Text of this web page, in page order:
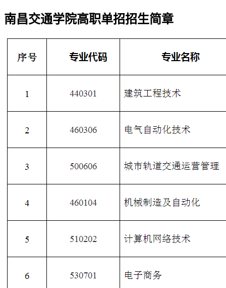
南昌交通学院高职单招招生简章